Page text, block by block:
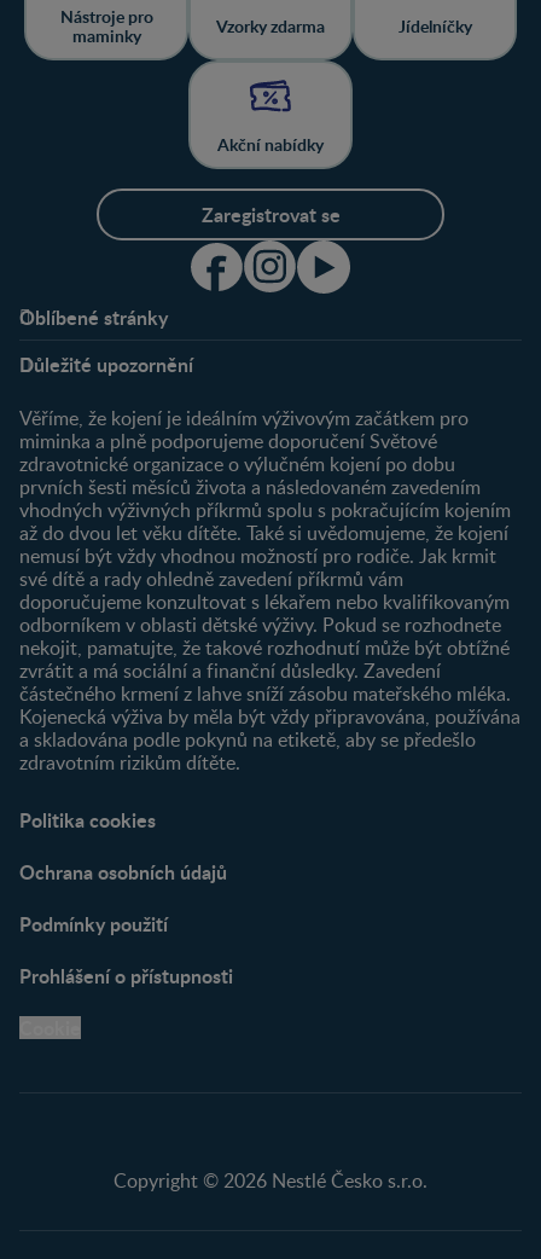
Nástroje pro
maminky
Vzorky zdarma Jídelníčky
Akční nabídky
Zaregistrovat se
Oblíbené stránky
O nás
Můj účet
Registrace
Newsletter
Přihlášení
Produkty
Najít produkt
Důležité upozornění
Věříme, že kojení je ideálním výživovým začátkem pro
miminka a plně podporujeme doporučení Světové
zdravotnické organizace o výlučném kojení po dobu
prvních šesti měsíců života a následovaném zavedením
vhodných výživných příkrmů spolu s pokračujícím kojením
až do dvou let věku dítěte. Také si uvědomujeme, že kojení
nemusí být vždy vhodnou možností pro rodiče. Jak krmit
své dítě a rady ohledně zavedení příkrmů vám
doporučujeme konzultovat s lékařem nebo kvalifikovaným
odborníkem v oblasti dětské výživy. Pokud se rozhodnete
nekojit, pamatujte, že takové rozhodnutí může být obtížné
zvrátit a má sociální a finanční důsledky. Zavedení
částečného krmení z lahve sníží zásobu mateřského mléka.
Kojenecká výživa by měla být vždy připravována, používána
a skladována podle pokynů na etiketě, aby se předešlo
zdravotním rizikům dítěte.
Politika cookies
Ochrana osobních údajů
Podmínky použití
Prohlášení o přístupnosti
Copyright © 2026 Nestlé Česko s.r.o.